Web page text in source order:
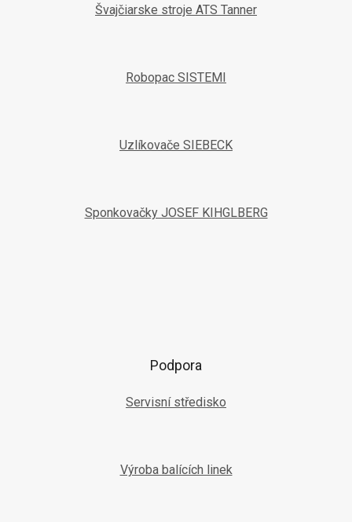
Švajčiarske stroje ATS Tanner
Robopac SISTEMI
Uzlíkovače SIEBECK
Sponkovačky JOSEF KIHGLBERG
Podpora
Servisní středisko
Výroba balících linek